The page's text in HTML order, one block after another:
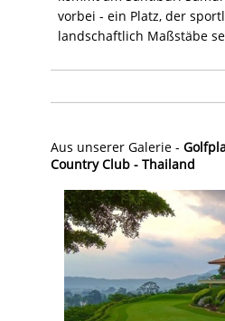
vorbei - ein Platz, der
landschaftlich Maßstäbe
Aus unserer Galerie -
Country Club - Thailand